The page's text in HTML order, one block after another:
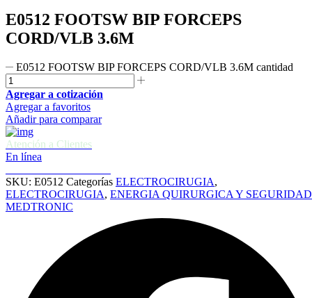
E0512 FOOTSW BIP FORCEPS
CORD/VLB 3.6M
E0512 FOOTSW BIP FORCEPS CORD/VLB 3.6M cantidad
Agregar a cotización
Agregar a favoritos
Añadir para comparar
Atención a Clientes
En línea
SKU: E0512 Categorías ELECTROCIRUGIA,
ELECTROCIRUGIA, ENERGIA QUIRURGICA Y SEGURIDAD
MEDTRONIC